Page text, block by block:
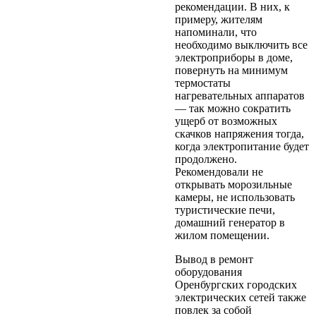
рекомендации. В них, к
примеру, жителям
напоминали, что
необходимо выключить все
электроприборы в доме,
повернуть на минимум
термостаты
нагревательных аппаратов
— так можно сократить
ущерб от возможных
скачков напряжения тогда,
когда электропитание будет
продолжено.
Рекомендовали не
открывать морозильные
камеры, не использовать
туристические печи,
домашний генератор в
жилом помещении.
Вывод в ремонт
оборудования
Оренбургских городских
электрических сетей также
повлек за собой